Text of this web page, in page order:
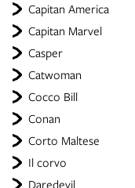
Capitan America
Capitan Marvel
Casper
Catwoman
Cocco Bill
Conan
Corto Maltese
Il corvo
Daredevil